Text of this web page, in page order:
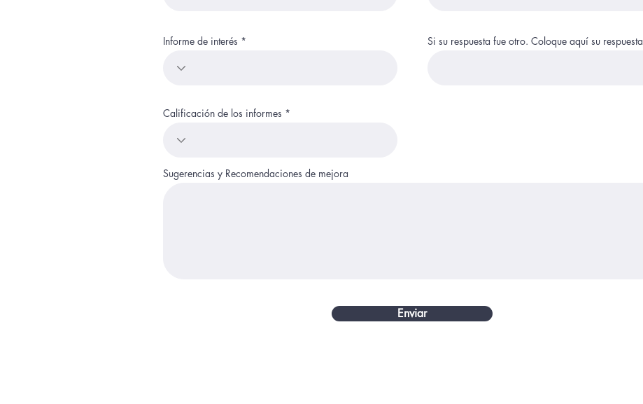
Informe de interés Si su respuesta fue otro. Coloque aquí su respuesta
Calificación de los informes
Sugerencias y Recomendaciones de mejora
Enviar